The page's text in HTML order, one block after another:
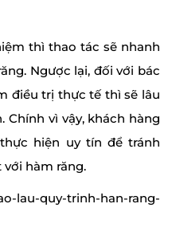
thì thao tác sẽ nhanh
Ngược lại, đối với bác
điều trị thực tế thì sẽ lâu
Chính vì vậy, khách hàng
hiện uy tín để tránh
hàm răng.